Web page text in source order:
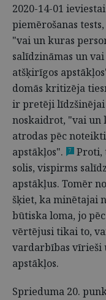
2020-14-01
piemērošanas
"vai un kuras
salīdzināmas un
atšķirīgos
domās kritizēja
ir pretēji līdzšinējai
noskaidrot, "vai un
atrodas pēc
apstākļos".
7
Proti,
solis, vispirms
apstākļus. Tomēr
šķiet, ka minētajai
būtiska loma, jo
vērtējusi tikai to,
vardarbības vīrieši
apstākļos.
Sprieduma 20.